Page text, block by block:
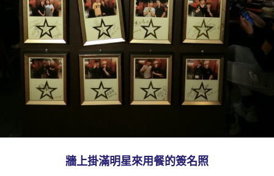
牆上掛滿明星來用餐的簽名照